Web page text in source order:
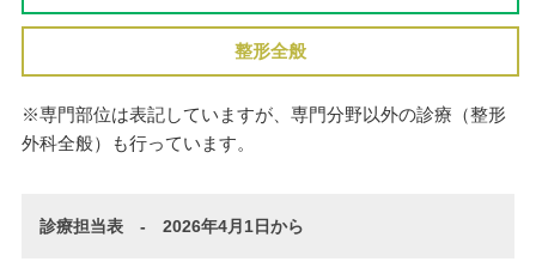
整形全般
※専門部位は表記していますが、専門分野以外の診療（整形
外科全般）も行っています。
診療担当表 - 2026年4月1日から